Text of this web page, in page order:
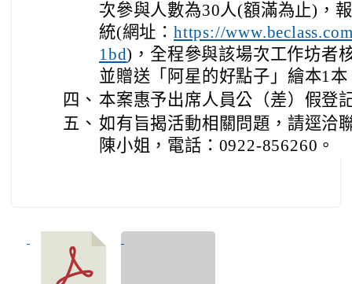
次參與人數為30人(額滿為止)，
統(網址： https://
1bd)，全程參與該場次工作坊者
並贈送「阿星的好點子」繪本1本
四、 本案惠予出席人員公（差）假登
五、 如有旨揭活動相關問題，請逕洽
陳小姐，電話：0922-856260。